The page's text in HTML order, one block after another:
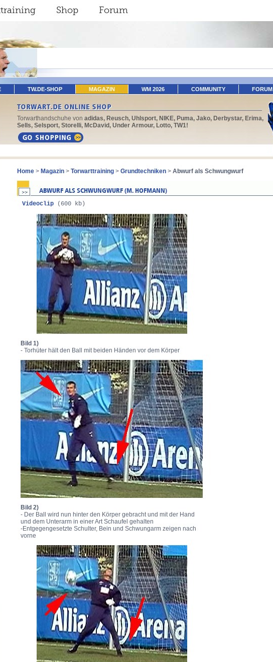
Shop Forum
TW.DE-SHOP MAGAZIN WM 2026 COMMUNITY FORUM
Torwarthandschuhe von adidas, Reusch, Uhlsport, NIKE, Puma, Jako, Derbystar, Erima,
Sells, Selsport, Storelli, McDavid, Under Armour, Lotto, TW1!
Home > Magazin > Torwarttraining > Grundtechniken > Abwurf als Schwungwurf
Videoclip (600 kb)
Bild 1)
- Torhüter hält den Ball mit beiden Händen vor dem Körper
Bild 2)
- Der Ball wird nun hinter den Körper gebracht und mit der Hand
und dem Unterarm in einer Art Schaufel gehalten
-Entgegengesetzte Schulter, Bein und Schwungarm zeigen nach
vorne